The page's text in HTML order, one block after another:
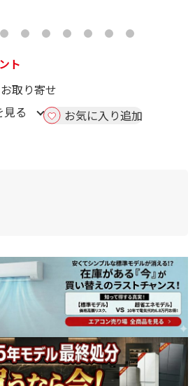
ト
取り寄せ
見る お気に入り追加